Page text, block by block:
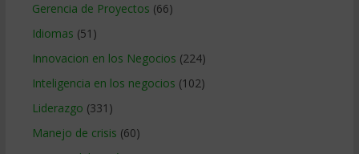
Gerencia de Proyectos (66)
Idiomas (51)
Innovacion en los Negocios (224)
Inteligencia en los negocios (102)
Liderazgo (331)
Manejo de crisis (60)